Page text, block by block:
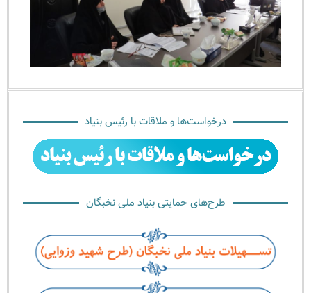
درخواست‌ها و ملاقات با رئیس بنیاد
طرح‌های حمایتی بنیاد ملی نخبگان